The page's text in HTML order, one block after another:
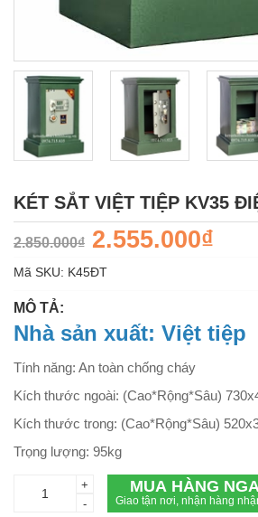
KÉT SẮT VIỆT TIỆP KV35
2.850.000₫ 2.555.000₫
Mã SKU: K45ÐT
MÔ TẢ:
Nhà sản xuất: Việt tiệp
Tính năng: An toàn chống cháy
Kích thước ngoài: (Cao*Rộng*Sâu)
Kích thước trong: (Cao*Rộng*Sâu)
Trọng lượng: 95kg
+
-
MUA HÀNG
Giao tận nơi, nhận hàng